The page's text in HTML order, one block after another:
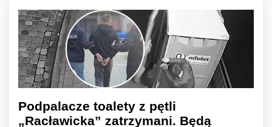
Podpalacze toalety z pętli
„Racławicka” zatrzymani. Będą